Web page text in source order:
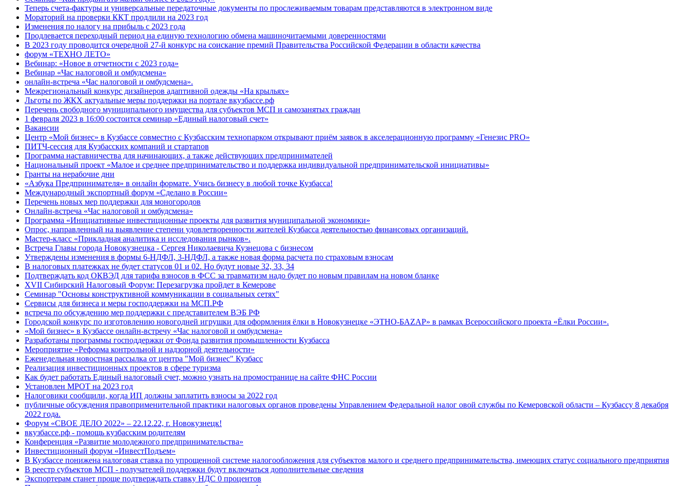
Теперь счета-фактуры и универсальные передаточные документы по прослеживаемым товарам представляются в электронном виде
Мораторий на проверки ККТ продлили на 2023 год
Изменения по налогу на прибыль с 2023 года
Продлевается переходный период на единую технологию обмена машиночитаемыми доверенностями
В 2023 году проводится очередной 27-й конкурс на соискание премий Правительства Российской Федерации в области качества
форум «ТЕХНО ЛЕТО»
Вебинар: «Новое в отчетности с 2023 года»
Вебинар «Час налоговой и омбудсмена»
онлайн-встреча «Час налоговой и омбудсмена».
Межрегиональный конкурс дизайнеров адаптивной одежды «На крыльях»
Льготы по ЖКХ актуальные меры поддержки на портале вкузбассе.рф
Перечень свободного муниципального имущества для субъектов МСП и самозанятых граждан
1 февраля 2023 в 16:00 состоится семинар «Единый налоговый счет»
Вакансии
Центр «Мой бизнес» в Кузбассе совместно с Кузбасским технопарком открывают приём заявок в акселерационную программу «Генезис PRO»
ПИТЧ-сессия для Кузбасских компаний и стартапов
Программа наставничества для начинающих, а также действующих предпринимателей
Национальный проект «Малое и среднее предпринимательство и поддержка индивидуальной предпринимательской инициативы»
Гранты на нерабочие дни
«Азбука Предпринимателя» в онлайн формате. Учись бизнесу в любой точке Кузбасса!
Международный экспортный форум «Сделано в России»
Перечень новых мер поддержки для моногородов
Онлайн-встреча «Час налоговой и омбудсмена»
Программа «Инициативные инвестиционные проекты для развития муниципальной экономики»
Опрос, направленный на выявление степени удовлетворенности жителей Кузбасса деятельностью финансовых организаций.
Мастер-класс «Прикладная аналитика и исследования рынков».
Встреча Главы города Новокузнецка - Сергея Николаевича Кузнецова с бизнесом
Утверждены изменения в формы 6-НДФЛ, 3-НДФЛ, а также новая форма расчета по страховым взносам
В налоговых платежках не будет статусов 01 и 02. Но будут новые 32, 33, 34
Подтверждать код ОКВЭД для тарифа взносов в ФСС за травматизм надо будет по новым правилам на новом бланке
XVII Сибирский Налоговый Форум: Перезагрузка пройдет в Кемерове
Семинар "Основы конструктивной коммуникации в социальных сетях"
Сервисы для бизнеса и меры господдержки на МСП.РФ
встреча по обсуждению мер поддержки с представителем ВЭБ РФ
Городской конкурс по изготовлению новогодней игрушки для оформления ёлки в Новокузнецке «ЭТНО-БАZАР» в рамках Всероссийского проекта «Ёлки России».
«Мой бизнес» в Кузбассе онлайн-встречу «Час налоговой и омбудсмена»
Разработаны программы господдержки от Фонда развития промышленности Кузбасса
Мероприятие «Реформа контрольной и надзорной деятельности»
Еженедельная новостная рассылка от центра "Мой бизнес" Кузбасс
Реализация инвестиционных проектов в сфере туризма
Как будет работать Единый налоговый счет, можно узнать на промостранице на сайте ФНС России
Установлен МРОТ на 2023 год
Налоговики сообщили, когда ИП должны заплатить взносы за 2022 год
публичные обсуждения правоприменительной практики налоговых органов проведены Управлением Федеральной налог овой службы по Кемеровской области – Кузбассу 8 декабря
2022 года.
Форум «СВОЕ ДЕЛО 2022» – 22.12.22, г. Новокузнецк!
вкузбассе.рф - помощь кузбасским родителям
Конференция «Развитие молодежного предпринимательства»
Инвестиционный форум «ИнвестПодъем»
В Кузбассе понижена налоговая ставка по упрощенной системе налогообложения для субъектов малого и среднего предпринимательства, имеющих статус социального предприятия
В реестр субъектов МСП - получателей поддержки будут включаться дополнительные сведения
Экспортерам станет проще подтверждать ставку НДС 0 процентов